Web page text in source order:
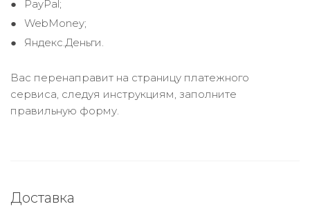
PayPal;
WebMoney;
Яндекс.Деньги.
Вас перенаправит на страницу платежного
сервиса, следуя инструкциям, заполните
правильную форму.
Доставка